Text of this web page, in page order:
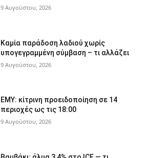
9 Αυγούστου, 2026
Καμία παράδοση λαδιού χωρίς
υπογεγραμμένη σύμβαση – τι αλλάζει
9 Αυγούστου, 2026
ΕΜΥ: κίτρινη προειδοποίηση σε 14
περιοχές ως τις 18:00
9 Αυγούστου, 2026